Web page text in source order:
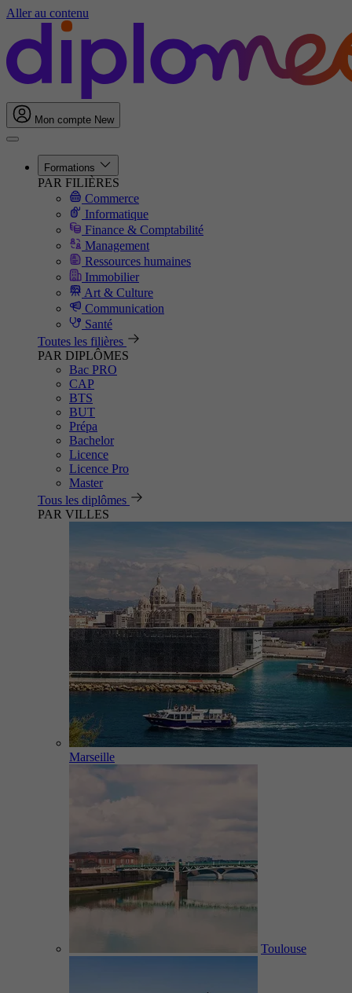
Aller au contenu
Mon compte New
Formations
PAR FILIÈRES
Commerce
Informatique
Finance & Comptabilité
Management
Ressources humaines
Immobilier
Art & Culture
Communication
Santé
Toutes les filières
PAR DIPLÔMES
Bac PRO
CAP
BTS
BUT
Prépa
Bachelor
Licence
Licence Pro
Master
Tous les diplômes
PAR VILLES
Marseille
Toulouse